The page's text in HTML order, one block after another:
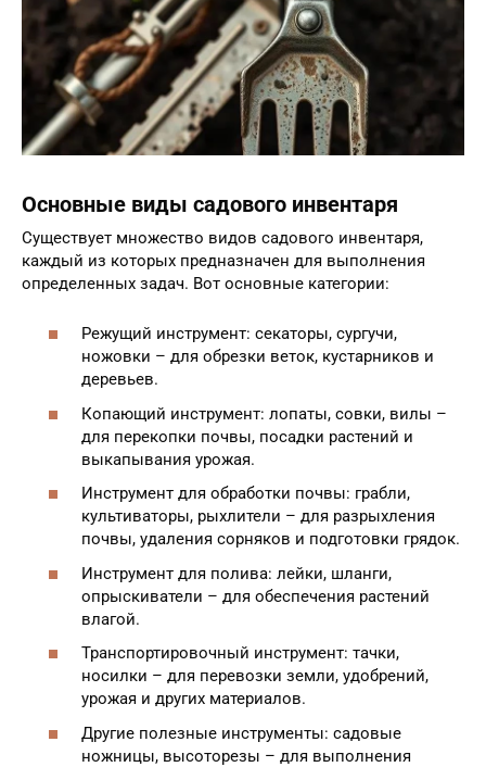
Основные виды садового инвентаря
Существует множество видов садового инвентаря,
каждый из которых предназначен для выполнения
определенных задач. Вот основные категории:
Режущий инструмент: секаторы, сургучи,
ножовки – для обрезки веток, кустарников и
деревьев.
Копающий инструмент: лопаты, совки, вилы –
для перекопки почвы, посадки растений и
выкапывания урожая.
Инструмент для обработки почвы: грабли,
культиваторы, рыхлители – для разрыхления
почвы, удаления сорняков и подготовки грядок.
Инструмент для полива: лейки, шланги,
опрыскиватели – для обеспечения растений
влагой.
Транспортировочный инструмент: тачки,
носилки – для перевозки земли, удобрений,
урожая и других материалов.
Другие полезные инструменты: садовые
ножницы, высоторезы – для выполнения